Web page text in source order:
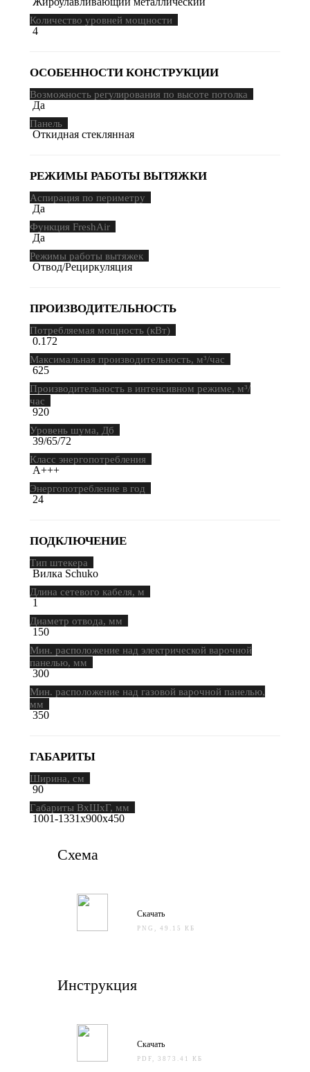
Количество уровней мощности
4
ОСОБЕННОСТИ КОНСТРУКЦИИ
Возможность регулирования по высоте потолка
Да
Панель
Откидная стеклянная
РЕЖИМЫ РАБОТЫ ВЫТЯЖКИ
Аспирация по периметру
Да
Функция FreshAir
Да
Режимы работы вытяжек
Отвод/Рециркуляция
ПРОИЗВОДИТЕЛЬНОСТЬ
Потребляемая мощность (кВт)
0.172
Максимальная производительность, м³/час
625
Производительность в интенсивном режиме, м³/
час
920
Уровень шума, Дб
39/65/72
Класс энергопотребления
A+++
Энергопотребление в год
24
ПОДКЛЮЧЕНИЕ
Тип штекера
Вилка Schuko
Длина сетевого кабеля, м
1
Диаметр отвода, мм
150
Мин. расположение над электрической варочной
панелью, мм
300
Мин. расположение над газовой варочной панелью,
мм
350
ГАБАРИТЫ
Ширина, см
90
Габариты ВхШхГ, мм
1001-1331х900х450
Схема
Скачать
PNG, 49.15 КБ
Инструкция
Скачать
PDF, 3873.41 КБ